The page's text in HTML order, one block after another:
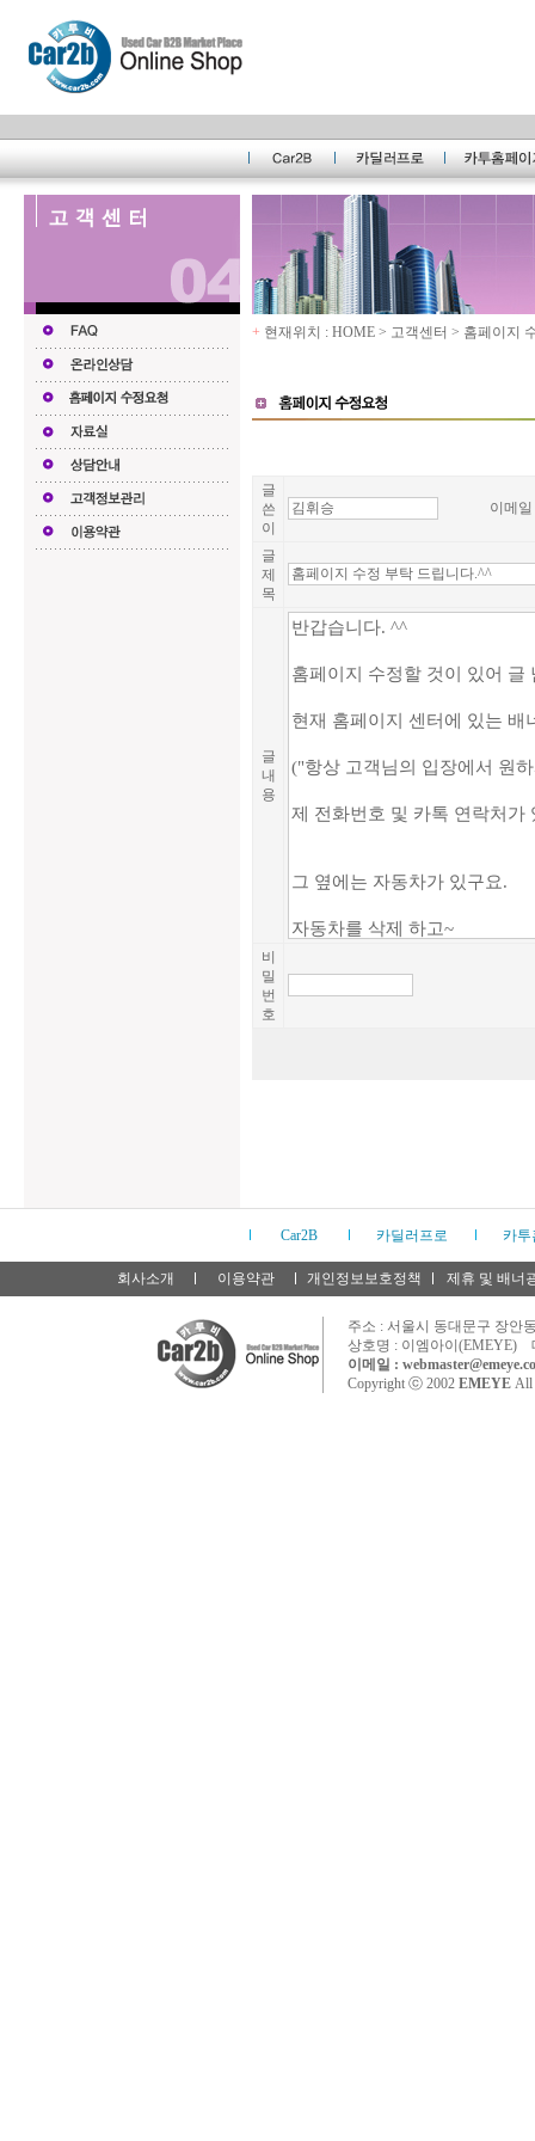
+ 현재위치 : HOME > 고객센터 > 홈페이지
글
쓴
이
이메일
글
제
목
글
내
용
비
밀
번
호
Car2B 카딜러프로 카투
회사소개 이용약관 개인정보보호정책 제휴 및 배너
주소 : 서울시 동대문구 장안
상호명 : 이엠아이(EMEYE)
이메일 :
Copyright ⓒ 2002 EMEYE All